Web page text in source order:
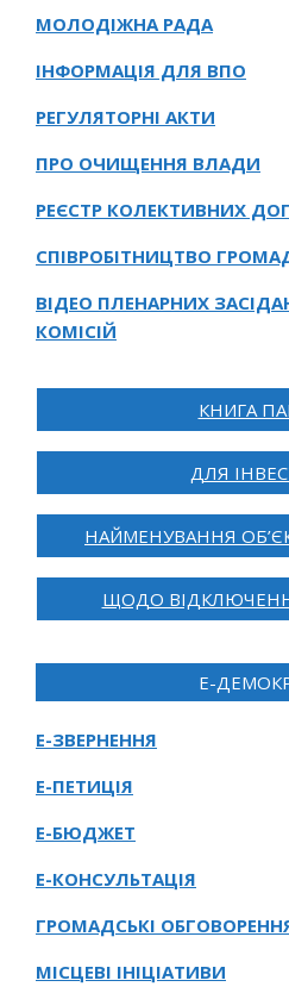
МОЛОДІЖНА РАДА
ІНФОРМАЦІЯ ДЛЯ ВПО
РЕГУЛЯТОРНІ АКТИ
ПРО ОЧИЩЕННЯ ВЛАДИ
РЕЄСТР КОЛЕКТИВНИХ
СПІВРОБІТНИЦТВО
ВІДЕО ПЛЕНАРНИХ
КОМІСІЙ
КНИГА
ДЛЯ
НАЙМЕНУВАННЯ
ЩОДО
Е-
Е-ЗВЕРНЕННЯ
Е-ПЕТИЦІЯ
Е-БЮДЖЕТ
Е-КОНСУЛЬТАЦІЯ
ГРОМАДСЬКІ
МІСЦЕВІ ІНІЦІАТИВИ